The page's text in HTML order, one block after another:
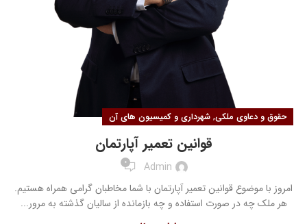
حقوق و دعاوی ملکی, شهرداری و کمیسیون های آن
قوانین تعمیر آپارتمان
Admin
0
امروز با موضوع قوانین تعمیر آپارتمان با شما مخاطبان گرامی همراه هستیم.
هر ملک چه در صورت استفاده و چه بازمانده از سالیان گذشته به مرور...